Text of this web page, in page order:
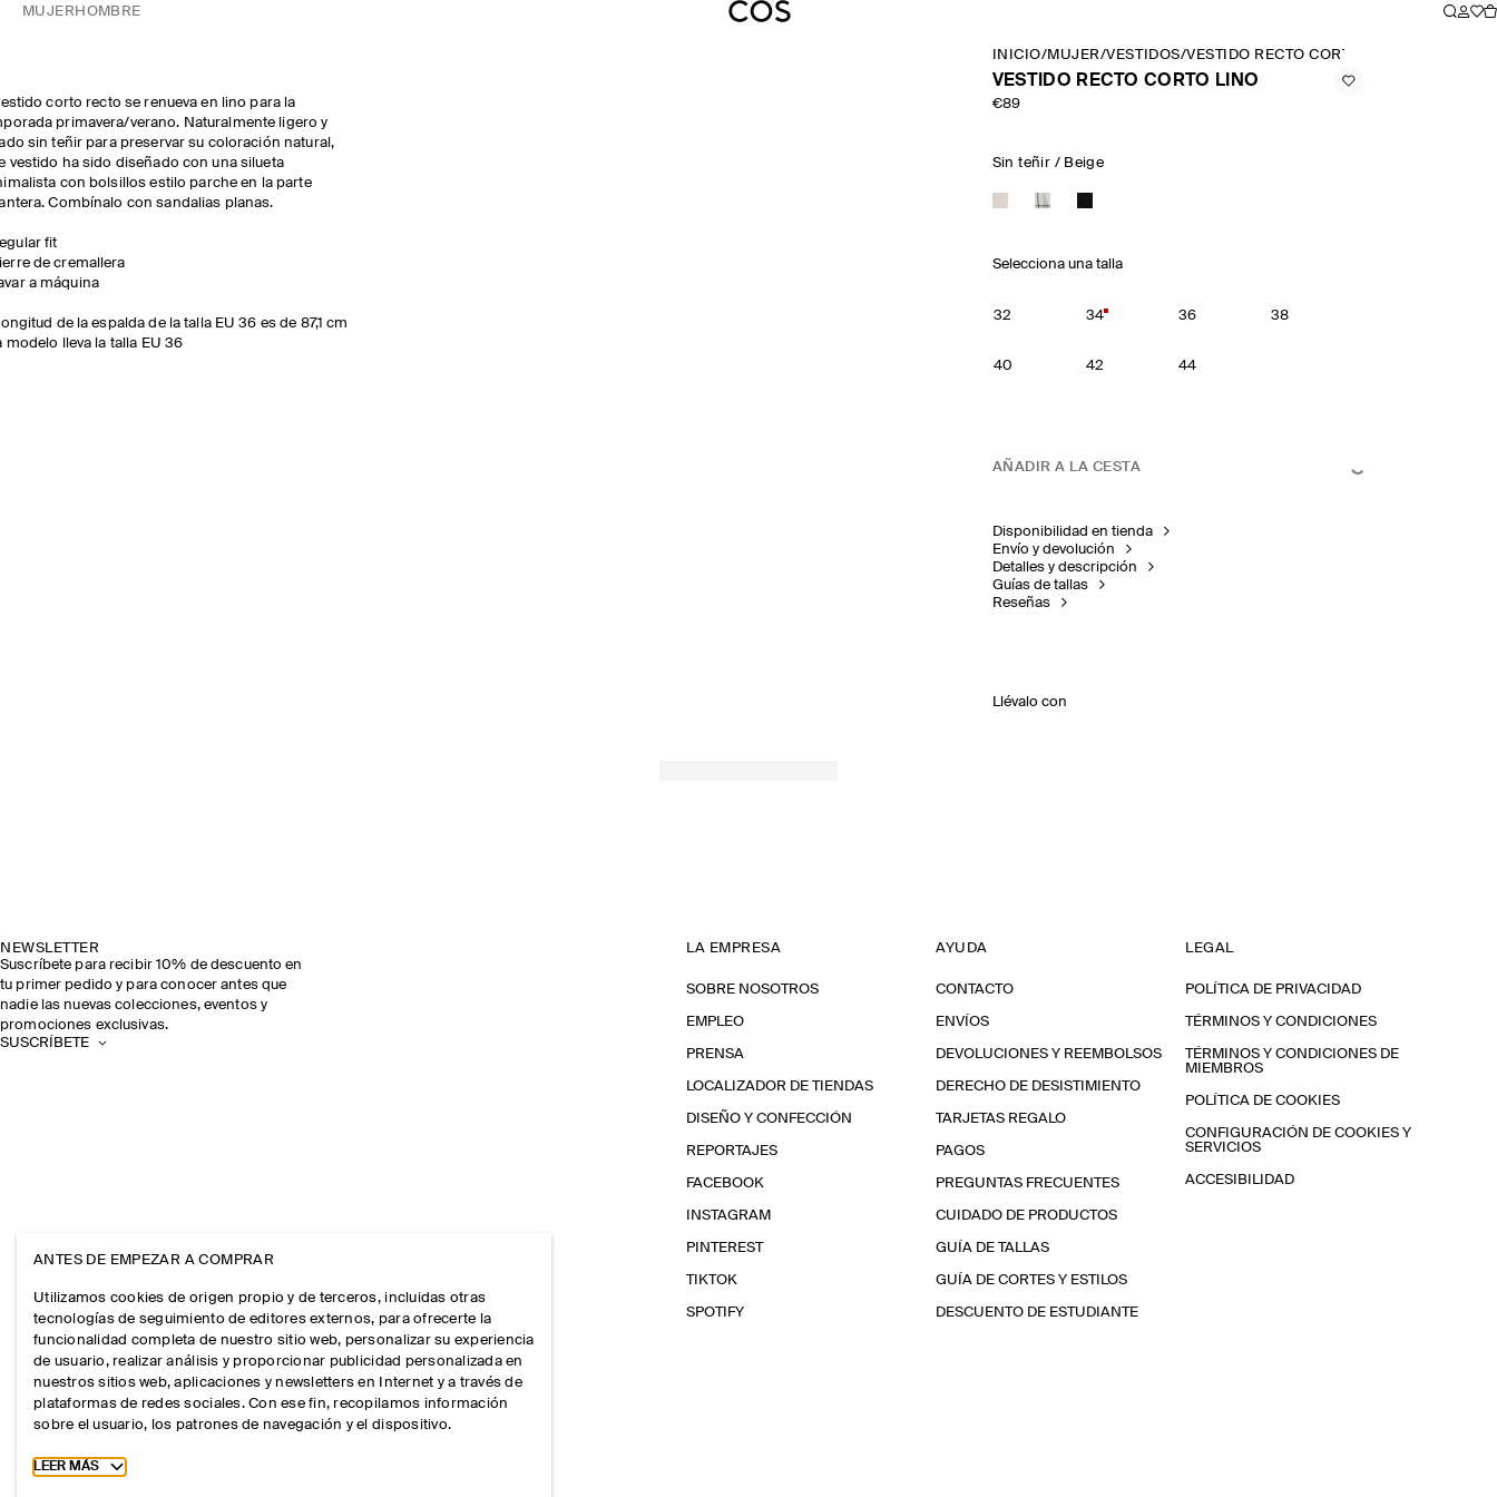
MUJER HOMBRE
corto recto se renueva en lino para la
primavera/verano. Naturalmente ligero y
sin teñir para preservar su coloración natural,
vestido ha sido diseñado con una silueta
con bolsillos estilo parche en la parte
Combínalo con sandalias planas.
fit
de cremallera
a máquina
de la espalda de la talla EU 36 es de 87,1 cm
modelo lleva la talla EU 36
INICIO/MUJER/VESTIDOS/VESTIDO RECTO CORTO LINO
VESTIDO RECTO CORTO LINO
€89
Sin teñir / Beige
Selecciona una talla
32 34 36 38
40 42 44
AÑADIR A LA CESTA
Disponibilidad en tienda
Envío y devolución
Detalles y descripción
Guías de tallas
Reseñas
Llévalo con
NEWSLETTER
Suscríbete para recibir 10% de descuento en
tu primer pedido y para conocer antes que
nadie las nuevas colecciones, eventos y
promociones exclusivas.
SUSCRÍBETE
LA EMPRESA
SOBRE NOSOTROS
EMPLEO
PRENSA
LOCALIZADOR DE TIENDAS
DISEÑO Y CONFECCIÓN
REPORTAJES
FACEBOOK
INSTAGRAM
PINTEREST
TIKTOK
SPOTIFY
AYUDA
CONTACTO
ENVÍOS
DEVOLUCIONES Y REEMBOLSOS
DERECHO DE DESISTIMIENTO
TARJETAS REGALO
PAGOS
PREGUNTAS FRECUENTES
CUIDADO DE PRODUCTOS
GUÍA DE TALLAS
GUÍA DE CORTES Y ESTILOS
DESCUENTO DE ESTUDIANTE
LEGAL
POLÍTICA DE PRIVACIDAD
TÉRMINOS Y CONDICIONES
TÉRMINOS Y CONDICIONES DE
MIEMBROS
POLÍTICA DE COOKIES
CONFIGURACIÓN DE COOKIES Y
SERVICIOS
ACCESIBILIDAD
ANTES DE EMPEZAR A COMPRAR
Utilizamos cookies de origen propio y de terceros, incluidas otras
tecnologías de seguimiento de editores externos, para ofrecerte la
funcionalidad completa de nuestro sitio web, personalizar su experiencia
de usuario, realizar análisis y proporcionar publicidad personalizada en
nuestros sitios web, aplicaciones y newsletters en Internet y a través de
plataformas de redes sociales. Con ese fin, recopilamos información
sobre el usuario, los patrones de navegación y el dispositivo.
Toggle more cookie information
LEER MÁS